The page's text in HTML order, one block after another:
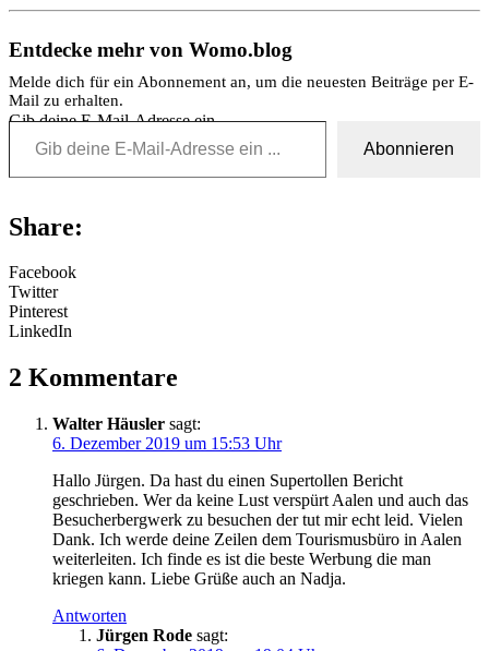
Entdecke mehr von Womo.blog
Melde dich für ein Abonnement an, um die neuesten Beiträge per E-
Mail zu erhalten.
Gib deine E-Mail-Adresse ein ...
Abonnieren
Share:
Facebook
Twitter
Pinterest
LinkedIn
2 Kommentare
Walter Häusler sagt:
6. Dezember 2019 um 15:53 Uhr
Hallo Jürgen. Da hast du einen Supertollen Bericht
geschrieben. Wer da keine Lust verspürt Aalen und auch das
Besucherbergwerk zu besuchen der tut mir echt leid. Vielen
Dank. Ich werde deine Zeilen dem Tourismusbüro in Aalen
weiterleiten. Ich finde es ist die beste Werbung die man
kriegen kann. Liebe Grüße auch an Nadja.
Antworten
Jürgen Rode sagt: